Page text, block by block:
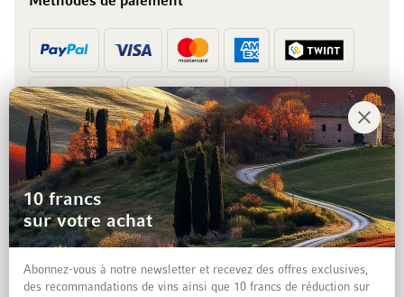
Prépaiement Facture
10 francs
sur votre achat
Abonnez-vous à notre newsletter et recevez des offres exclusives,
des recommandations de vins ainsi que 10 francs de réduction sur